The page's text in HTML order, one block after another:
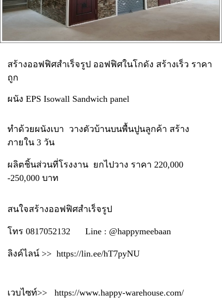
สร้างออฟฟิศสำเร็จรูป ออฟฟิศในโกดัง สร้างเร็ว ราคา
ถูก
ผนัง EPS Isowall Sandwich panel
ทำด้วยผนังเบา วางตัวบ้านบนพื้นปูนลูกค้า สร้าง
ภายใน 3 วัน
ผลิตชิ้นส่วนที่โรงงาน ยกไปวาง ราคา 220,000
-250,000 บาท
สนใจสร้างออฟฟิศสำเร็จรูป
โทร 0817052132 Line : @happymeebaan
ลิงค์ไลน์ >> https://lin.ee/hT7pyNU
เวบไซท์>> https://www.happy-warehouse.com/